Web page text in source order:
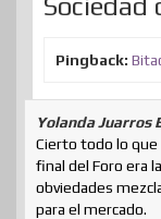
Pingback:
Yolanda Juarros
Cierto todo lo que
final del Foro era
obviedades
para el mercado.